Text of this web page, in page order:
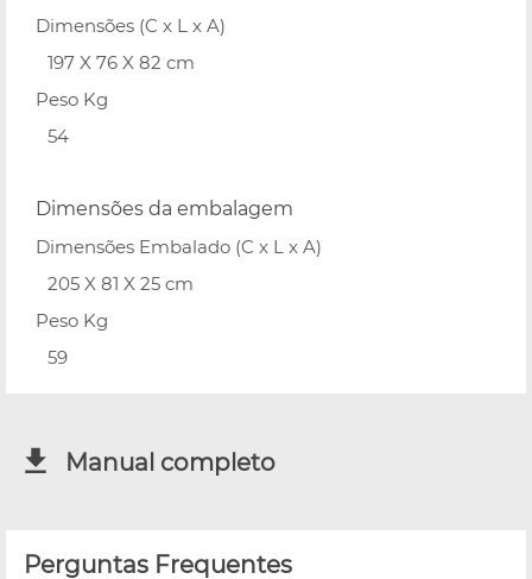
Dimensões (C x L x A)
197 X 76 X 82 cm
Peso Kg
54
Dimensões da embalagem
Dimensões Embalado (C x L x A)
205 X 81 X 25 cm
Peso Kg
59
Manual completo
Perguntas Frequentes